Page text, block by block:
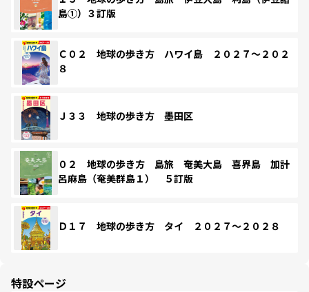
島①）３訂版
Ｃ０２ 地球の歩き方 ハワイ島 ２０２７～２０２
８
Ｊ３３ 地球の歩き方 墨田区
０２ 地球の歩き方 島旅 奄美大島 喜界島 加計
呂麻島（奄美群島１） ５訂版
Ｄ１７ 地球の歩き方 タイ ２０２７～２０２８
特設ページ